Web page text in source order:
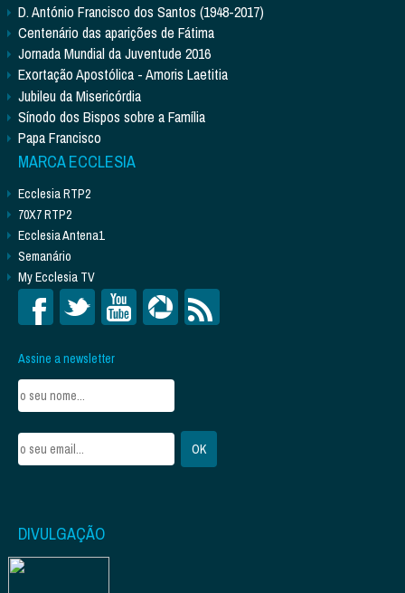
D. António Francisco dos Santos (1948-2017)
Centenário das aparições de Fátima
Jornada Mundial da Juventude 2016
Exortação Apostólica - Amoris Laetitia
Jubileu da Misericórdia
Sínodo dos Bispos sobre a Família
Papa Francisco
MARCA ECCLESIA
Ecclesia RTP2
70X7 RTP2
Ecclesia Antena1
Semanário
My Ecclesia TV
Assine a newsletter
DIVULGAÇÃO